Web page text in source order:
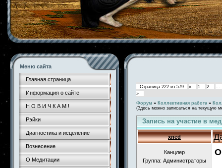
Меню сайта
Главная страница
Информация о сайте
Н О В И Ч К А М !
Рэйки
Диагностика и исцеление
Вознесение
О Медитации
Страница 222 из 579 « 1 2
…
»
Форум » Коллективная работа »
(Здесь можно записаться на текущую
Запись на участие в
xned
Канцлер
Группа: Администраторы
О